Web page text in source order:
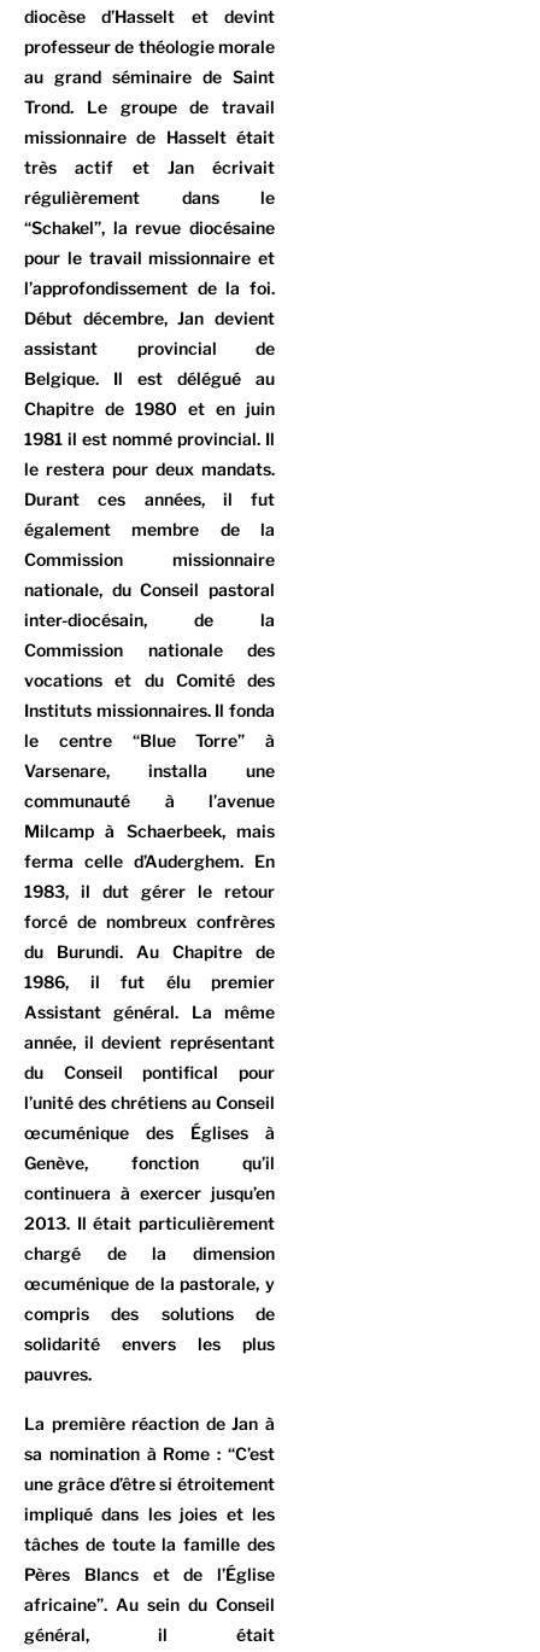
diocèse d’Hasselt et devint
professeur de théologie morale
au grand séminaire de Saint
Trond. Le groupe de travail
missionnaire de Hasselt était
très actif et Jan écrivait
régulièrement dans le
“Schakel”, la revue diocésaine
pour le travail missionnaire et
l’approfondissement de la foi.
Début décembre, Jan devient
assistant provincial de
Belgique. Il est délégué au
Chapitre de 1980 et en juin
1981 il est nommé provincial. Il
le restera pour deux mandats.
Durant ces années, il fut
également membre de la
Commission missionnaire
nationale, du Conseil pastoral
inter-diocésain, de la
Commission nationale des
vocations et du Comité des
Instituts missionnaires. Il fonda
le centre “Blue Torre” à
Varsenare, installa une
communauté à l’avenue
Milcamp à Schaerbeek, mais
ferma celle d’Auderghem. En
1983, il dut gérer le retour
forcé de nombreux confrères
du Burundi. Au Chapitre de
1986, il fut élu premier
Assistant général. La même
année, il devient représentant
du Conseil pontifical pour
l’unité des chrétiens au Conseil
œcuménique des Églises à
Genève, fonction qu’il
continuera à exercer jusqu’en
2013. Il était particulièrement
chargé de la dimension
œcuménique de la pastorale, y
compris des solutions de
solidarité envers les plus
pauvres.
La première réaction de Jan à
sa nomination à Rome : “C’est
une grâce d’être si étroitement
impliqué dans les joies et les
tâches de toute la famille des
Pères Blancs et de l’Église
africaine”. Au sein du Conseil
général, il était